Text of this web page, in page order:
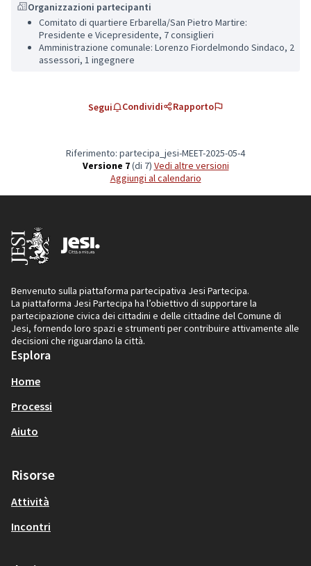
Organizzazioni partecipanti
Comitato di quartiere Erbarella/San Pietro Martire:
Presidente e Vicepresidente, 7 consiglieri
Amministrazione comunale: Lorenzo Fiordelmondo Sindaco, 2
assessori, 1 ingegnere
Segui Condividi Rapporto
Riferimento: partecipa_jesi-MEET-2025-05-4
Versione 7(di 7) vedi altre versioni
Aggiungi al calendario
Benvenuto sulla piattaforma partecipativa Jesi Partecipa.
La piattaforma Jesi Partecipa ha l’obiettivo di supportare la
partecipazione civica dei cittadini e delle cittadine del Comune di
Jesi, fornendo loro spazi e strumenti per contribuire attivamente alle
decisioni che riguardano la città.
Esplora
Home
Processi
Aiuto
Risorse
Attività
Incontri